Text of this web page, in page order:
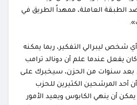
الطبقة العاملة، ممهداً الطريق في
شخص ليبرالي التفكير، ربما يمكنه
كان يفعل عندما علم أن دونالد ترامب
بعد سنوات من الحزن، سيخبرك على
أن أحد المرشحين الكثيرين للحزب
يمكن أن ينهي الكابوس ويعيد الأمور